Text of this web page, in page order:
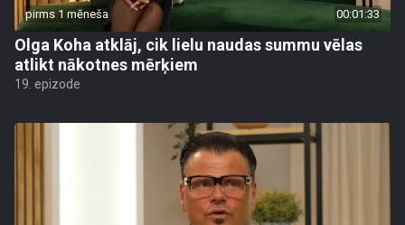
pirms 1 mēneša 00:01:33
Olga Koha atklāj, cik lielu naudas summu vēlas
atlikt nākotnes mērķiem
19. epizode